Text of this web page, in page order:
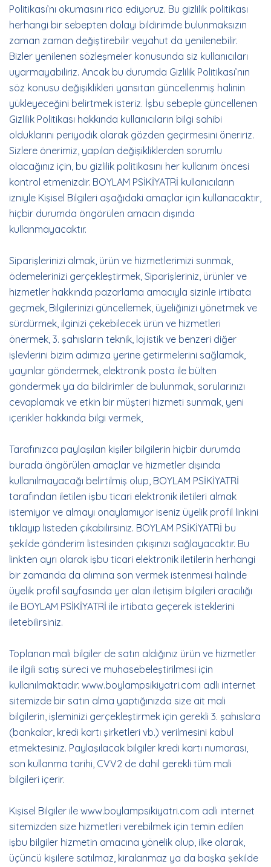
Politikası’nı okumasını rica ediyoruz. Bu gizlilik politikası
herhangi bir sebepten dolayı bildirimde bulunmaksızın
zaman zaman değiştirebilir veyahut da yenilenebilir.
Bizler yenilenen sözleşmeler konusunda siz kullanıcıları
uyarmayabiliriz. Ancak bu durumda Gizlilik Politikası’nın
söz konusu değişiklikleri yansıtan güncellenmiş halinin
yükleyeceğini belirtmek isteriz. İşbu sebeple güncellenen
Gizlilik Politikası hakkında kullanıcıların bilgi sahibi
olduklarını periyodik olarak gözden geçirmesini öneririz.
Sizlere önerimiz, yapılan değişikliklerden sorumlu
olacağınız için, bu gizlilik politikasını her kullanım öncesi
kontrol etmenizdir. BOYLAM PSİKİYATRİ kullanıcıların
izniyle Kişisel Bilgileri aşağıdaki amaçlar için kullanacaktır,
hiçbir durumda öngörülen amacın dışında
kullanmayacaktır.
Siparişlerinizi almak, ürün ve hizmetlerimizi sunmak,
ödemelerinizi gerçekleştirmek, Siparişleriniz, ürünler ve
hizmetler hakkında pazarlama amacıyla sizinle irtibata
geçmek, Bilgilerinizi güncellemek, üyeliğinizi yönetmek ve
sürdürmek, ilginizi çekebilecek ürün ve hizmetleri
önermek, 3. şahısların teknik, lojistik ve benzeri diğer
işlevlerini bizim adımıza yerine getirmelerini sağlamak,
yayınlar göndermek, elektronik posta ile bülten
göndermek ya da bildirimler de bulunmak, sorularınızı
cevaplamak ve etkin bir müşteri hizmeti sunmak, yeni
içerikler hakkında bilgi vermek,
Tarafınızca paylaşılan kişiler bilgilerin hiçbir durumda
burada öngörülen amaçlar ve hizmetler dışında
kullanılmayacağı belirtilmiş olup, BOYLAM PSİKİYATRİ
tarafından iletilen işbu ticari elektronik iletileri almak
istemiyor ve almayı onaylamıyor iseniz üyelik profil linkini
tıklayıp listeden çıkabilirsiniz. BOYLAM PSİKİYATRİ bu
şekilde gönderim listesinden çıkışınızı sağlayacaktır. Bu
linkten ayrı olarak işbu ticari elektronik iletilerin herhangi
bir zamanda da alımına son vermek istenmesi halinde
üyelik profil sayfasında yer alan iletişim bilgileri aracılığı
ile BOYLAM PSİKİYATRİ ile irtibata geçerek isteklerini
iletebilirsiniz.
Toplanan mali bilgiler de satın aldığınız ürün ve hizmetler
ile ilgili satış süreci ve muhasebeleştirilmesi için
kullanılmaktadır. www.boylampsikiyatri.com adlı internet
sitemizde bir satın alma yaptığınızda size ait mali
bilgilerin, işleminizi gerçekleştirmek için gerekli 3. şahıslara
(bankalar, kredi kartı şirketleri vb.) verilmesini kabul
etmektesiniz. Paylaşılacak bilgiler kredi kartı numarası,
son kullanma tarihi, CVV2 de dahil gerekli tüm mali
bilgileri içerir.
Kişisel Bilgiler ile www.boylampsikiyatri.com adlı internet
sitemizden size hizmetleri verebilmek için temin edilen
işbu bilgiler hizmetin amacına yönelik olup, ilke olarak,
üçüncü kişilere satılmaz, kiralanmaz ya da başka şekilde